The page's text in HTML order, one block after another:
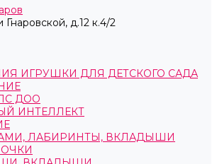
д.12 к.4/2
ИГРУШКИ ДЛЯ ДЕТСКОГО САДА
ДОО
ИНТЕЛЛЕКТ
ЛАБИРИНТЫ, ВКЛАДЫШИ